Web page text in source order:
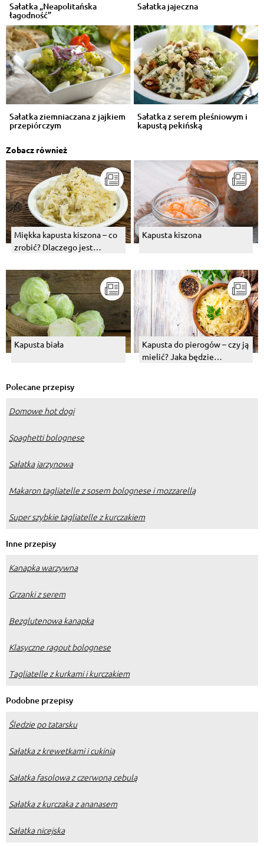
Sałatka „Neapolitańska
łagodność”
Sałatka jajeczna
Sałatka ziemniaczana z jajkiem
przepiórczym
Sałatka z serem pleśniowym i
kapustą pekińską
Zobacz również
Miękka kapusta kiszona – co
zrobić? Dlaczego jest
Kapusta kiszona
Kapusta biała
Kapusta do pierogów – czy ją
mielić? Jaka będzie
Polecane przepisy
Domowe hot dogi
Spaghetti bolognese
Sałatka jarzynowa
Makaron tagliatelle z sosem bolognese i mozzarellą
Super szybkie tagliatelle z kurczakiem
Inne przepisy
Kanapka warzywna
Grzanki z serem
Bezglutenowa kanapka
Klasyczne ragout bolognese
Tagliatelle z kurkami i kurczakiem
Podobne przepisy
Śledzie po tatarsku
Sałatka z krewetkami i cukinią
Sałatka fasolowa z czerwoną cebulą
Sałatka z kurczaka z ananasem
Sałatka nicejska